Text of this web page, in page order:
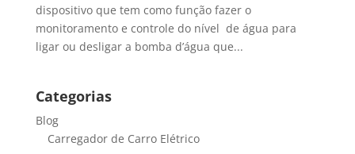
dispositivo que tem como função fazer o
monitoramento e controle do nível de água para
ligar ou desligar a bomba d’água que...
Categorias
Blog
Carregador de Carro Elétrico